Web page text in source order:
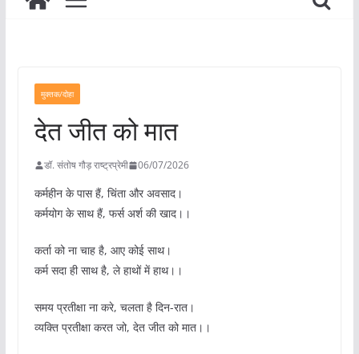
मुक्तक/दोहा
देत जीत को मात
डॉ. संतोष गौड़ राष्ट्रप्रेमी 06/07/2026
कर्महीन के पास हैं, चिंता और अवसाद।
कर्मयोग के साथ हैं, फर्स अर्श की खाद।।
कर्ता को ना चाह है, आए कोई साथ।
कर्म सदा ही साथ है, ले हाथों में हाथ।।
समय प्रतीक्षा ना करे, चलता है दिन-रात।
व्यक्ति प्रतीक्षा करत जो, देत जीत को मात।।